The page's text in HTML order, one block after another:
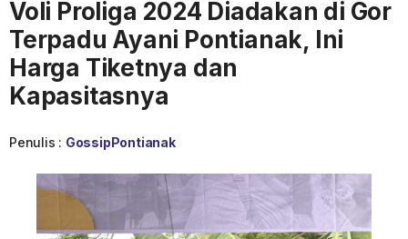
Voli Proliga 2024 Diadakan di Gor
Terpadu Ayani Pontianak, Ini
Harga Tiketnya dan
Kapasitasnya
Penulis : GossipPontianak